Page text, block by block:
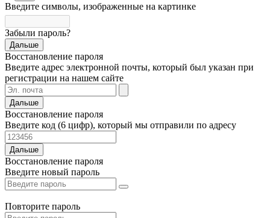
Введите символы, изображенные на картинке
Забыли пароль?
Дальше
Восстановление пароля
Введите адрес электронной почты, который был указан при
регистрации на нашем сайте
Дальше
Восстановление пароля
Введите код (6 цифр), который мы отправили по адресу
Дальше
Восстановление пароля
Введите новый пароль
Повторите пароль